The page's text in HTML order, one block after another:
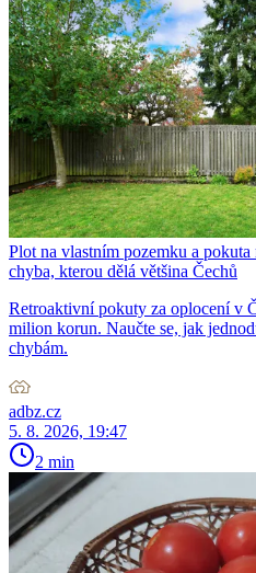
Plot na vlastním pozemku a
chyba, kterou dělá většina Čechů
Retroaktivní pokuty za oplocení v
milion korun. Naučte se, jak
chybám.
adbz.cz
5. 8. 2026, 19:47
2 min